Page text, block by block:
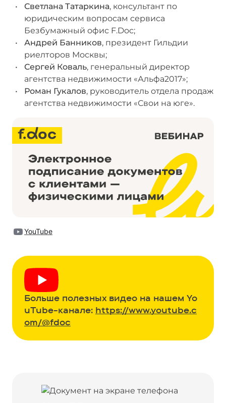
Светлана Татаркина, консультант по
юридическим вопросам сервиса
Безбумажный офис F.Doc;
Андрей Банников, президент Гильдии
риелторов Москвы;
Сергей Коваль, генеральный директор
агентства недвижимости «Альфа2017»;
Роман Гукалов, руководитель отдела продаж
агентства недвижимости «Свои на юге».
YouTube
Больше полезных видео на нашем Yo
uTube-канале: https://www.youtube.c
om/@fdoc